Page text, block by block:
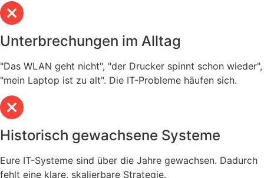
Unterbrechungen im Alltag
"Das WLAN geht nicht", "der Drucker spinnt schon wieder",
"mein Laptop ist zu alt". Die IT-Probleme häufen sich.
Historisch gewachsene Systeme
Eure IT-Systeme sind über die Jahre gewachsen. Dadurch
fehlt eine klare, skalierbare Strategie.